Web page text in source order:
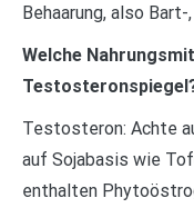
Behaarung, also
Welche
Testosteron: Achte
auf Sojabasis wie
enthalten